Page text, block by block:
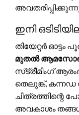
ഇനി
തിയേറ്റർ ഓട്ടം
മുതൽ ആമസോൺ
സ്‌ട്രീമിംഗ്
തെലുങ്ക്, കന്നഡ
ചിത്രത്തിന്റെ
അവകാശം